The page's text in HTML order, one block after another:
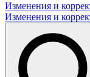
Изменения и
Изменения и